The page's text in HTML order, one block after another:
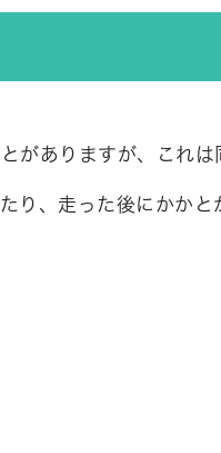
がありますが、これ
り、走った後にかか